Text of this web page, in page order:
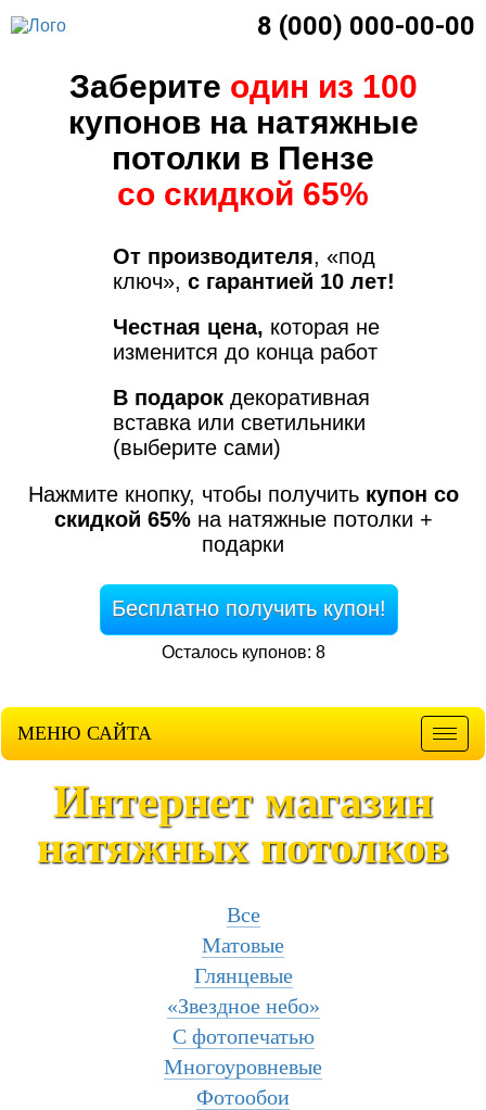
8 (000) 000-00-00
Заберите один из 100
купонов на натяжные
потолки в Пензе
со скидкой 65%
От производителя, «под
ключ», с гарантией 10 лет!
Честная цена, которая не
изменится до конца работ
В подарок декоративная
вставка или светильники
(выберите сами)
Нажмите кнопку, чтобы получить купон со
скидкой 65%на натяжные потолки +
подарки
Бесплатно получить купон!
Осталось купонов: 8
МЕНЮ САЙТА
Интернет магазин
натяжных потолков
Все
Матовые
Глянцевые
«Звездное небо»
С фотопечатью
Многоуровневые
Фотообои